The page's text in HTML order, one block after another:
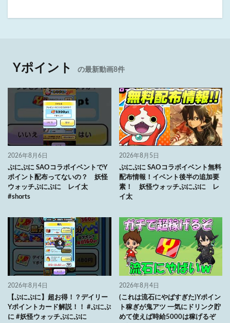
Yポイント の最新動画8件
2026年8月6日
ぷにぷに SAOコラボイベントでY
ポイント配布ってないの？ 妖怪
ウォッチぷにぷに レイ太
#shorts
2026年8月5日
ぷにぷに SAOコラボイベント無料
配布情報！イベント後半の追加要
素！ 妖怪ウォッチぷにぷに レ
イ太
2026年8月4日
【ぷにぷに】超お得！？デイリー
Yポイントカード解説！！ #ぷにぷ
に #妖怪ウォッチぷにぷに
2026年8月4日
(これは流石にやばすぎた)Yポイン
ト稼ぎが鬼アツ 一気にドリンク貯
めて使えば時給5000は稼げるぞ